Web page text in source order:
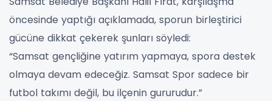
öncesinde yaptığı açıklamada, sporun birleştirici
gücüne dikkat çekerek şunları söyledi:
“Samsat gençliğine yatırım yapmaya, spora destek
olmaya devam edeceğiz. Samsat Spor sadece bir
futbol takımı değil, bu ilçenin gururudur.”